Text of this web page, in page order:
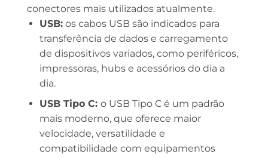
conectores mais utilizados atualmente.
USB:os cabos USB são indicados para
transferência de dados e carregamento
de dispositivos variados, como periféricos,
impressoras, hubs e acessórios do dia a
dia.
USB Tipo C: o USB Tipo C é um padrão
mais moderno, que oferece maior
velocidade, versatilidade e
compatibilidade com equipamentos